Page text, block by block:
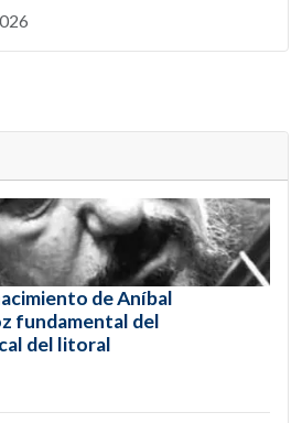
de Aníbal
fundamental del
del litoral